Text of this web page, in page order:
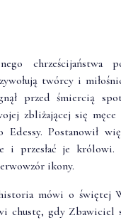
chrześcijaństwa
twórcy i
przed śmiercią
zbliżającej się
Edessy. Postanowił
i przesłać je królowi.
ikony.
mówi o świętej
chustę, gdy Zbawiciel